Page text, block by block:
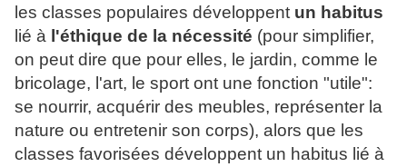
les classes populaires développent un habitus
lié à l'éthique de la nécessité (pour simplifier,
on peut dire que pour elles, le jardin, comme le
bricolage, l'art, le sport ont une fonction "utile":
se nourrir, acquérir des meubles, représenter la
nature ou entretenir son corps), alors que les
classes favorisées développent un habitus lié à